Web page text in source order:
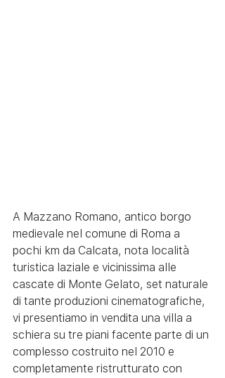
A Mazzano Romano, antico borgo
medievale nel comune di Roma a
pochi km da Calcata, nota località
turistica laziale e vicinissima alle
cascate di Monte Gelato, set naturale
di tante produzioni cinematografiche,
vi presentiamo in vendita una villa a
schiera su tre piani facente parte di un
complesso costruito nel 2010 e
completamente ristrutturato con